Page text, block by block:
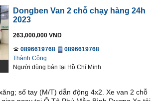
Dongben Van 2 chỗ chạy hàng 24h
2023
263,000,000 VND
0896619768
0896619768
Thành Công
Người dùng bán tại Hồ Chí Minh
số tay (M/T) dẫn động 4x2. Xe van 2 chỗ